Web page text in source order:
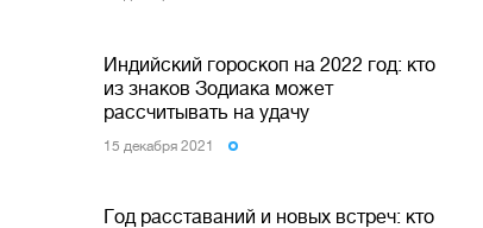
Индийский гороскоп на 2022 год: кто
из знаков Зодиака может
рассчитывать на удачу
15 декабря 2021
Год расставаний и новых встреч: кто